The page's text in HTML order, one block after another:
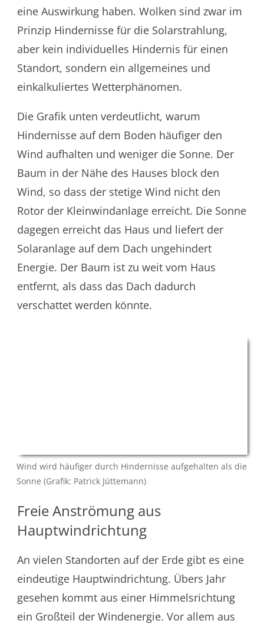
eine Auswirkung haben. Wolken sind zwar im
Prinzip Hindernisse für die Solarstrahlung,
aber kein individuelles Hindernis für einen
Standort, sondern ein allgemeines und
einkalkuliertes Wetterphänomen.
Die Grafik unten verdeutlicht, warum
Hindernisse auf dem Boden häufiger den
Wind aufhalten und weniger die Sonne. Der
Baum in der Nähe des Hauses block den
Wind, so dass der stetige Wind nicht den
Rotor der Kleinwindanlage erreicht. Die Sonne
dagegen erreicht das Haus und liefert der
Solaranlage auf dem Dach ungehindert
Energie. Der Baum ist zu weit vom Haus
entfernt, als dass das Dach dadurch
verschattet werden könnte.
Wind wird häufiger durch Hindernisse aufgehalten als die
Sonne (Grafik: Patrick Jüttemann)
Freie Anströmung aus
Hauptwindrichtung
An vielen Standorten auf der Erde gibt es eine
eindeutige Hauptwindrichtung. Übers Jahr
gesehen kommt aus einer Himmelsrichtung
ein Großteil der Windenergie. Vor allem aus